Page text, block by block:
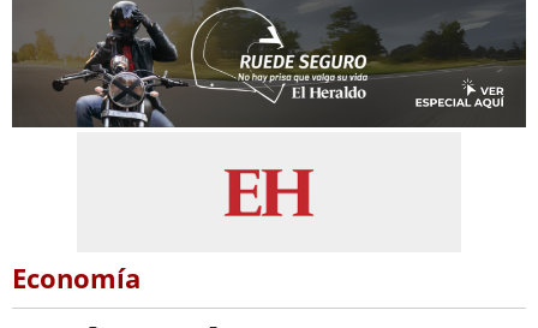
Economía